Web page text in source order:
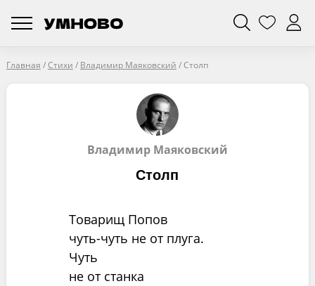
Главная /Стихи / Владимир Маяковский /Столп
Владимир Маяковский
Столп
Товарищ Попов
чуть-чуть не от плуга.
Чуть
не от станка